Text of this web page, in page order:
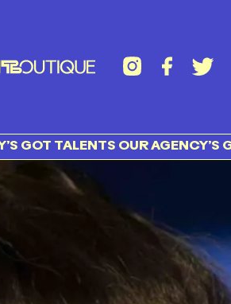
OUR AGENCY’S GOT